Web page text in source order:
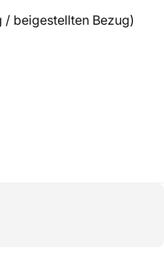
beigestellten Bezug)